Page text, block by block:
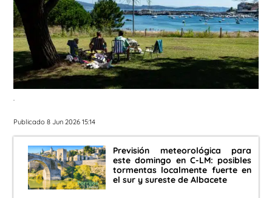
.
Publicado 8 Jun 2026 15:14
Previsión meteorológica para
este domingo en C-LM: posibles
tormentas localmente fuerte en
el sur y sureste de Albacete